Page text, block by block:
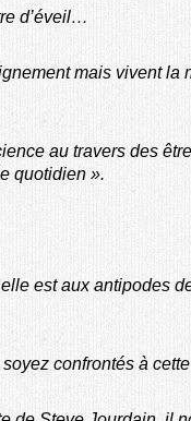
d’éveil…
mais vivent la
au travers des
quotidien ».
est aux antipodes
confrontés à